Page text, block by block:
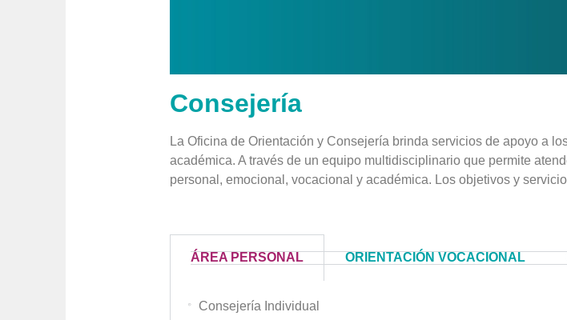
Consejería
La Oficina de Orientación y Consejería brinda servicios de apoyo a
académica. A través de un equipo multidisciplinario que permite
personal, emocional, vocacional y académica. Los objetivos y
ÁREA PERSONAL ORIENTACIÓN VOCACIONAL
Consejería Individual